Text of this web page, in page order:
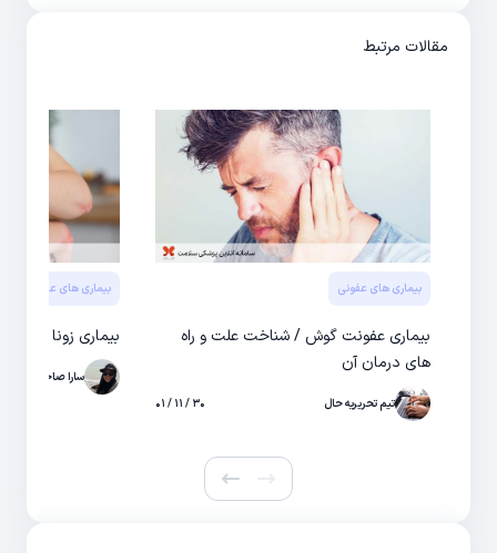
مقالات مرتبط
بیماری های عفونی
بیماری عفونت گوش / شناخت علت و راه
های درمان آن
تیم تحریریه حال ۳۰ / ۱۱ / ۰۱
بیماری های عفونی
بیماری زونا در
سارا صاحبی